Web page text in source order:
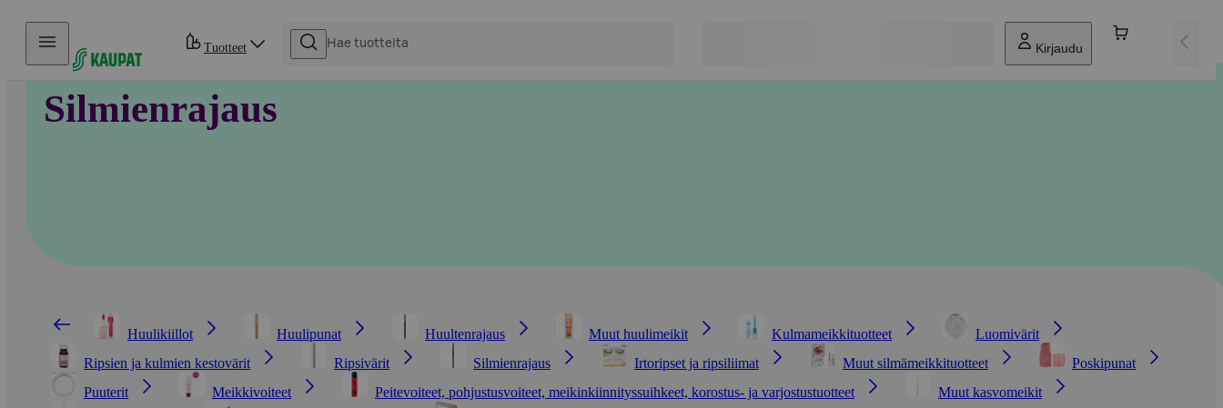
Hyppää sisältöön
Tuotteet Kirjaudu
Silmienrajaus
Huulikiillot Huulipunat Huultenrajaus Muut huulimeikit Kulmameikkituotteet
Luomivärit
Ripsien ja kulmien kestovärit
Ripsivärit Silmienrajaus Irtoripset ja ripsiliimat Muut silmämeikkituotteet
Poskipunat
Puuterit
Meikkivoiteet Peitevoiteet, pohjustusvoiteet, meikinkiinnityssuihkeet, korostus- ja varjostustuotteet
Muut kasvomeikit